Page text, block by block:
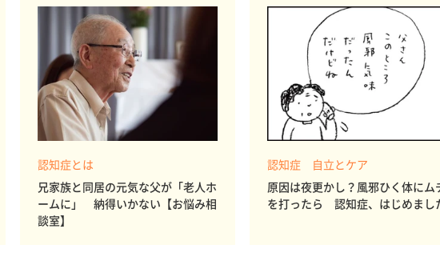
認知症とは
兄家族と同居の元気な父が「老人ホ
ームに」 納得いかない【お悩み相
談室】
認知症 自立とケア
原因は夜更かし？風邪ひく体にム
を打ったら 認知症、はじめまし